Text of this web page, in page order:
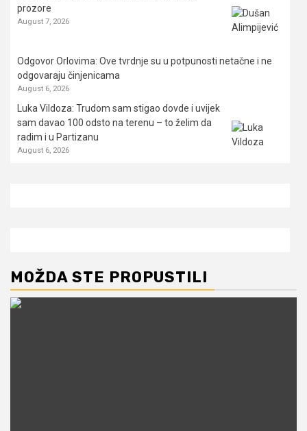
prozore
August 7, 2026
Odgovor Orlovima: ​Ove tvrdnje su u potpunosti netačne i ne
odgovaraju činjenicama
August 6, 2026
Luka Vildoza: Trudom sam stigao dovde i uvijek
sam davao 100 odsto na terenu – to želim da
radim i u Partizanu
August 6, 2026
MOŽDA STE PROPUSTILI